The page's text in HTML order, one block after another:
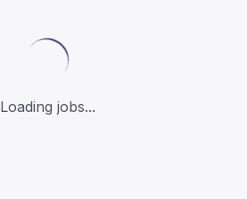
Loading jobs...